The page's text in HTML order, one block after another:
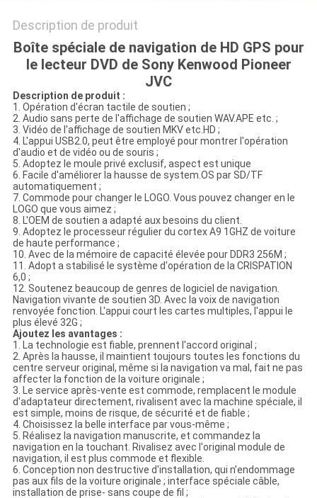
Description de produit
Boîte spéciale de navigation de HD GPS pour
le lecteur DVD de Sony Kenwood Pioneer
JVC
Description de produit :
1. Opération d'écran tactile de soutien ;
2. Audio sans perte de l'affichage de soutien WAV.APE etc. ;
3. Vidéo de l'affichage de soutien MKV etc.HD ;
4. L'appui USB2.0, peut être employé pour montrer l'opération
d'audio et de vidéo ou de souris ;
5. Adoptez le moule privé exclusif, aspect est unique
6. Facile d'améliorer la hausse de system.OS par SD/TF
automatiquement ;
7. Commode pour changer le LOGO. Vous pouvez changer en le
LOGO que vous aimez ;
8. L'OEM de soutien a adapté aux besoins du client.
9. Adoptez le processeur régulier du cortex A9 1GHZ de voiture
de haute performance ;
10. Avec de la mémoire de capacité élevée pour DDR3 256M ;
11. Adopt a stabilisé le système d'opération de la CRISPATION
6,0 ;
12. Soutenez beaucoup de genres de logiciel de navigation.
Navigation vivante de soutien 3D. Avec la voix de navigation
renvoyée fonction. L'appui court les cartes multiples, l'appui le
plus élevé 32G ;
Ajoutez les avantages :
1. La technologie est fiable, prennent l'accord original ;
2. Après la hausse, il maintient toujours toutes les fonctions du
centre serveur original, même si la navigation va mal, fait ne pas
affecter la fonction de la voiture originale ;
3. Le service après-vente est commode, remplacent le module
d'adaptateur directement, rivalisent avec la machine spéciale, il
est simple, moins de risque, de sécurité et de fiable ;
4. Choisissez la belle interface par vous-même ;
5. Réalisez la navigation manuscrite, et commandez la
navigation en la touchant. Rivalisez avec l'original module de
navigation, il est plus commode et flexible.
6. Conception non destructive d'installation, qui n'endommage
pas aux fils de la voiture originale ; interface spéciale câble,
installation de prise- sans coupe de fil ;